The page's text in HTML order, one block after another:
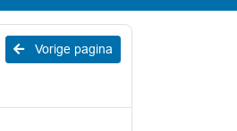
Vorige pagina